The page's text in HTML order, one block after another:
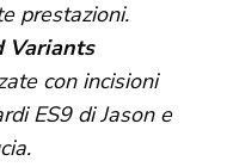
prestazioni.
Variants
con incisioni
ES9 di Jason e